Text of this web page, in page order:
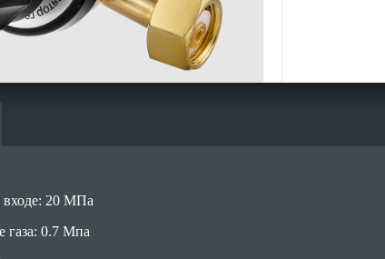
входе: 20 МПа
газа: 0.7 Мпа